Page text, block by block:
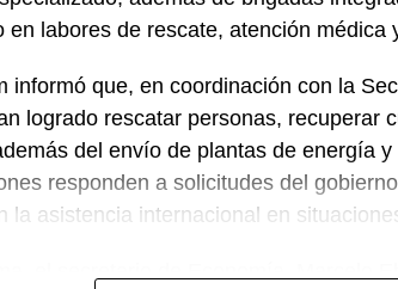
en labores de rescate, atención médica
informó que, en coordinación con la
logrado rescatar personas, recuperar
del envío de plantas de energía
responden a solicitudes del
la asistencia internacional en